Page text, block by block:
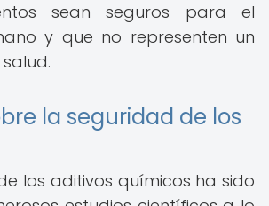
sean seguros para el
y que no representen un
la seguridad de los
los aditivos químicos ha sido